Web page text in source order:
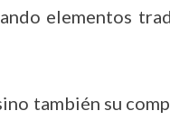
elementos
también su